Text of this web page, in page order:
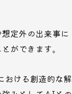
定外の出来事に
ができます。
おける創造的な解